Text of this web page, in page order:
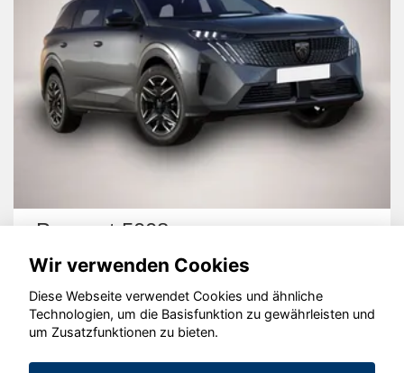
Peugeot 5008
© konjunkturmotor.de GmbH 2020 - 2026
Wir verwenden Cookies
Diese Webseite verwendet Cookies und ähnliche
Technologien, um die Basisfunktion zu gewährleisten und
um Zusatzfunktionen zu bieten.